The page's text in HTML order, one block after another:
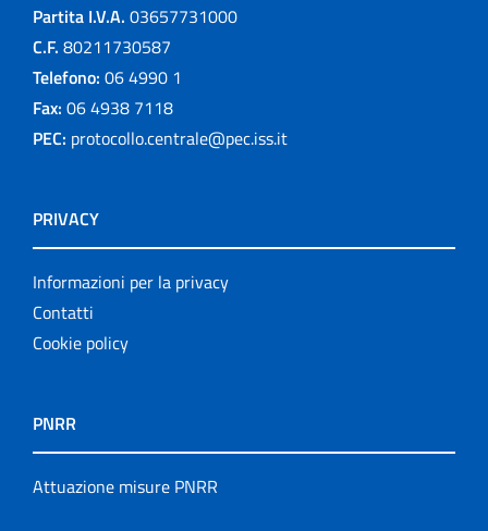
Partita I.V.A. 03657731000
C.F. 80211730587
Telefono: 06 4990 1
Fax: 06 4938 7118
PEC: protocollo.centrale@pec.iss.it
PRIVACY
Informazioni per la privacy
Contatti
Cookie policy
PNRR
Attuazione misure PNRR